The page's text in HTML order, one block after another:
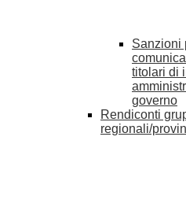
Sanzioni
titolari di
governo
Rendiconti
regionali/